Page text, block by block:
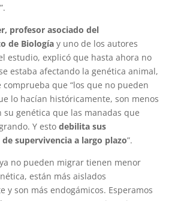
profesor asociado del
de Biologíay uno de los autores
estudio, explicó que hasta ahora no
estaba afectando la genética animal,
comprueba que “los que no pueden
lo hacían históricamente, son menos
su genética que las manadas que
Y esto debilita sus
supervivencia a largo plazo”.
no pueden migrar tienen menor
están más aislados
y son más endogámicos. Esperamos